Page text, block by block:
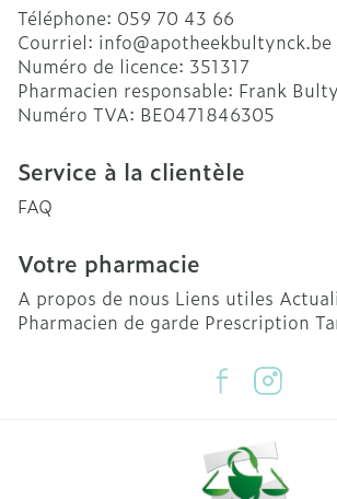
Téléphone: 059 70 43 66
Courriel: info@apotheekbultynck.be
Numéro de licence: 351317
Pharmacien responsable: Frank
Numéro TVA: BE0471846305
Service à la clientèle
FAQ
Votre pharmacie
A propos de nous Liens utiles
Pharmacien de garde Prescription